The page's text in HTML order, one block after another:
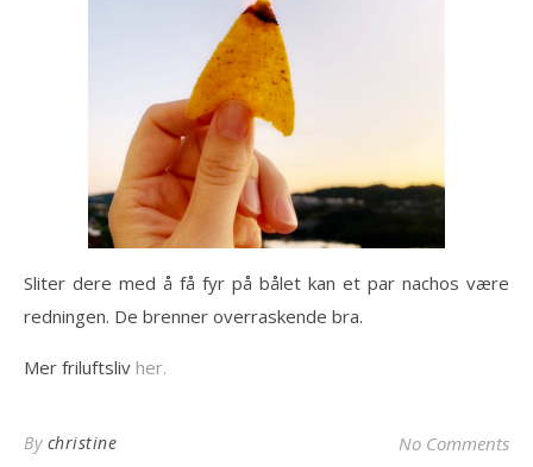
Sliter dere med å få fyr på bålet kan et par nachos være
redningen. De brenner overraskende bra.
Mer friluftsliv her.
By christine No Comments